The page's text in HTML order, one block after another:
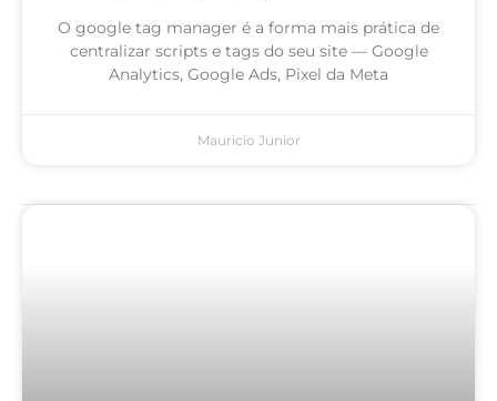
O google tag manager é a forma mais prática de
centralizar scripts e tags do seu site — Google
Analytics, Google Ads, Pixel da Meta
Mauricio Junior